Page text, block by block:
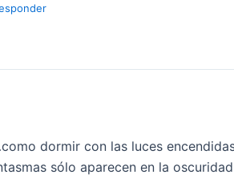
dormir con las luces
sólo aparecen en la